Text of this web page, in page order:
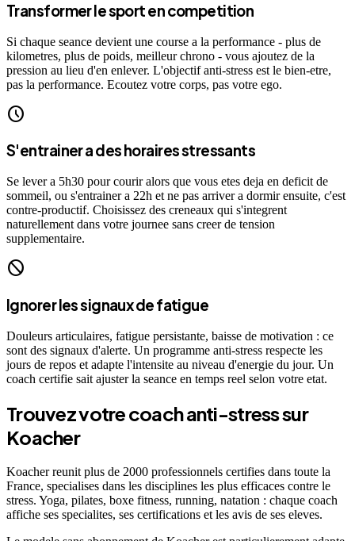
Transformer le sport en competition
Si chaque seance devient une course a la performance - plus de
kilometres, plus de poids, meilleur chrono - vous ajoutez de la
pression au lieu d'en enlever. L'objectif anti-stress est le bien-etre,
pas la performance. Ecoutez votre corps, pas votre ego.
schedule
S'entrainer a des horaires stressants
Se lever a 5h30 pour courir alors que vous etes deja en deficit de
sommeil, ou s'entrainer a 22h et ne pas arriver a dormir ensuite, c'est
contre-productif. Choisissez des creneaux qui s'integrent
naturellement dans votre journee sans creer de tension
supplementaire.
do_not_disturb
Ignorer les signaux de fatigue
Douleurs articulaires, fatigue persistante, baisse de motivation : ce
sont des signaux d'alerte. Un programme anti-stress respecte les
jours de repos et adapte l'intensite au niveau d'energie du jour. Un
coach certifie sait ajuster la seance en temps reel selon votre etat.
Trouvez votre coach anti-stress sur
Koacher
Koacher reunit plus de 2000 professionnels certifies dans toute la
France, specialises dans les disciplines les plus efficaces contre le
stress. Yoga, pilates, boxe fitness, running, natation : chaque coach
affiche ses specialites, ses certifications et les avis de ses eleves.